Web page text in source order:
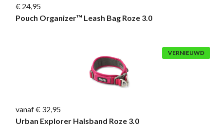
€ 24,95
Pouch Organizer™ Leash Bag Roze 3.0
VERNIEUWD
vanaf € 32,95
Urban Explorer Halsband Roze 3.0